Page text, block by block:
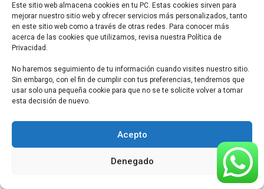
Este sitio web almacena cookies en tu PC. Estas cookies sirven para
mejorar nuestro sitio web y ofrecer servicios más personalizados, tanto
en este sitio web como a través de otras redes. Para conocer más
acerca de las cookies que utilizamos, revisa nuestra Política de
Privacidad.
No haremos seguimiento de tu información cuando visites nuestro sitio.
Sin embargo, con el fin de cumplir con tus preferencias, tendremos que
usar solo una pequeña cookie para que no se te solicite volver a tomar
esta decisión de nuevo.
Acepto
Denegado